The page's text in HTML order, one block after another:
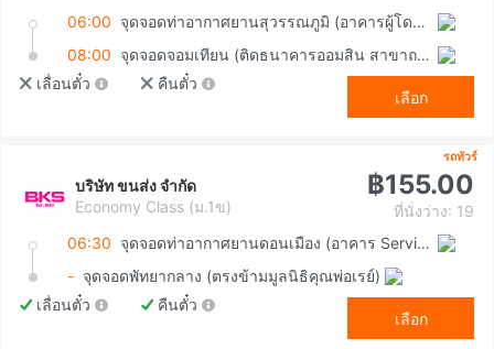
06:00
จุดจอดท่าอากาศยานสุวรรณภูมิ (อาคารผู้โดยสารขาเข้า ชั้น 1 ประตู 8)
08:00
จุดจอดจอมเทียน (ติดธนาคารออมสิน สาขาถนนทัพพระยา)
เลื่อนตั๋ว
คืนตั๋ว
เลือก
รถทัวร์
บริษัท ขนส่ง จำกัด
Economy Class (ม.1ข)
฿155.00
ที่นั่งว่าง: 19
06:30
จุดจอดท่าอากาศยานดอนเมือง (อาคาร Service Hall)
- จุดจอดพัทยากลาง (ตรงข้ามมูลนิธิคุณพ่อเรย์)
เลื่อนตั๋ว
คืนตั๋ว
เลือก